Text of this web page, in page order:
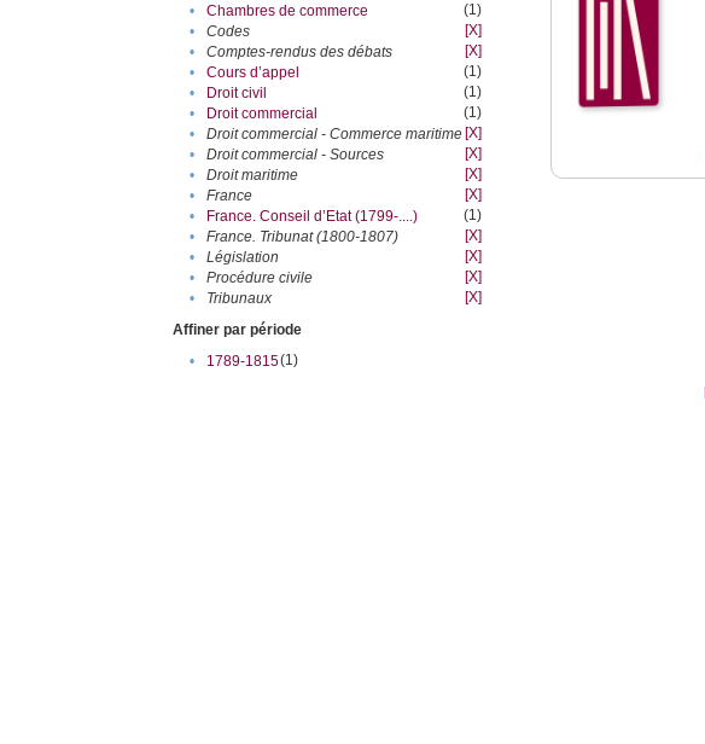
•
Chambres de commerce
(1)
•
Codes
[X]
•
Comptes-rendus des débats
[X]
•
Cours d’appel
(1)
•
Droit civil
(1)
•
Droit commercial
(1)
•
Droit commercial - Commerce maritime [X]
•
Droit commercial - Sources
[X]
•
Droit maritime
[X]
•
France
[X]
•
France. Conseil d’Etat (1799-....)
(1)
•
France. Tribunat (1800-1807)
[X]
•
Législation
[X]
•
Procédure civile
[X]
•
Tribunaux
[X]
Affiner par période
•
1789-1815(1)